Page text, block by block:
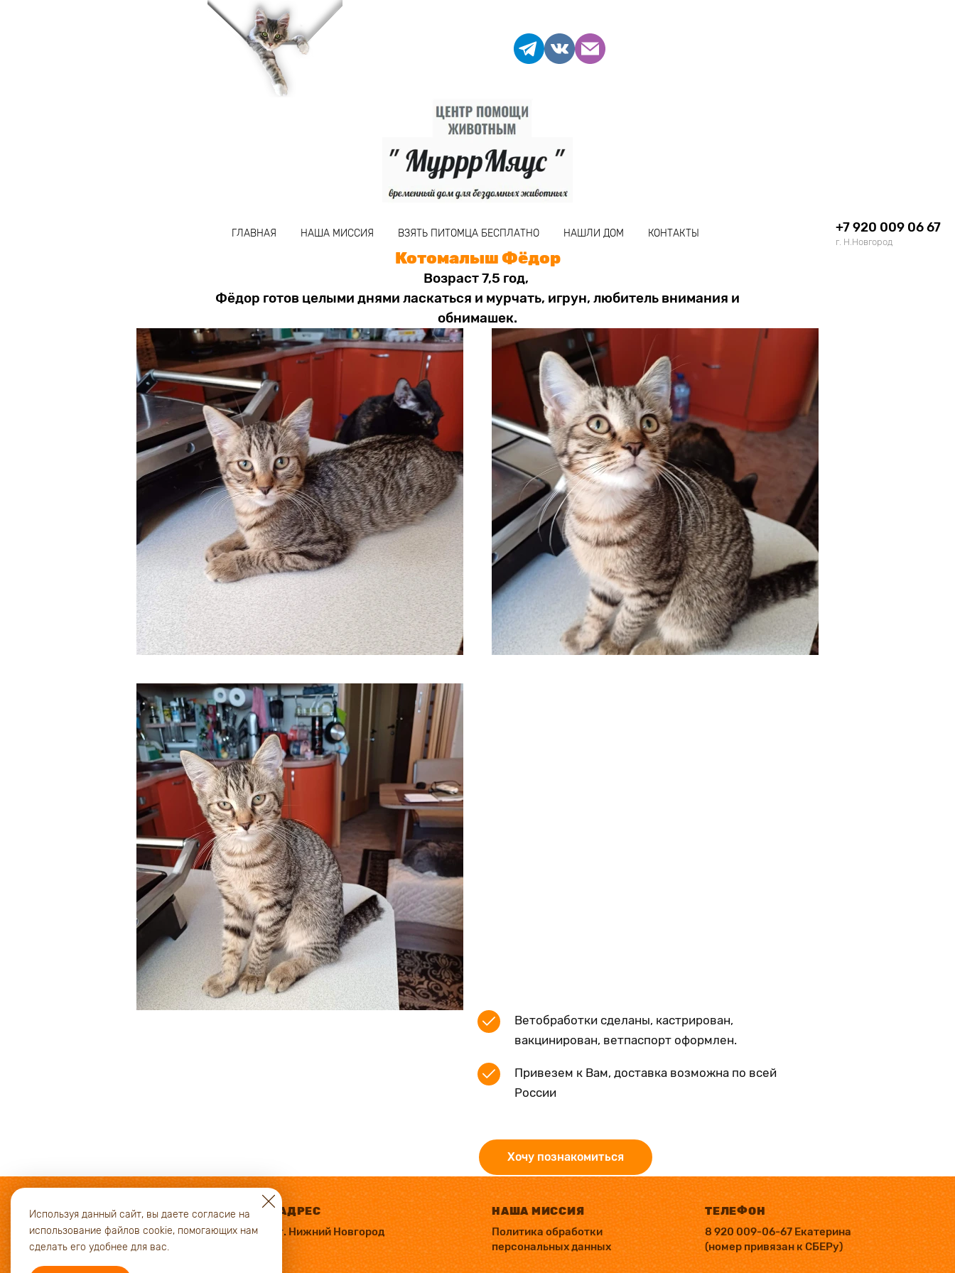
ГЛАВНАЯ НАША МИССИЯ ВЗЯТЬ ПИТОМЦА БЕСПЛАТНО НАШЛИ ДОМ КОНТАКТЫ +7 920 009 06 67
г. Н.Новгород
Котомалыш Фёдор
Возраст 7,5 год,
Фёдор готов целыми днями ласкаться и мурчать, игрун, любитель внимания и
обнимашек.
Ветобработки сделаны, кастрирован,
вакцинирован, ветпаспорт оформлен.
Привезем к Вам, доставка возможна по всей
России
Хочу познакомиться
АДРЕС
г. Нижний Новгород
НАША МИССИЯ
Политика обработки
персональных данных
ТЕЛЕФОН
8 920 009-06-67 Екатерина
(номер привязан к СБЕРу)
Используя данный сайт, вы даете согласие на
использование файлов cookie, помогающих нам
сделать его удобнее для вас.